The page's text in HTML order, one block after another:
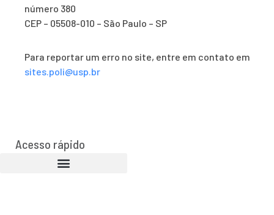
número 380
CEP – 05508-010 – São Paulo – SP
Para reportar um erro no site, entre em contato em
sites.poli@usp.br
Acesso rápido